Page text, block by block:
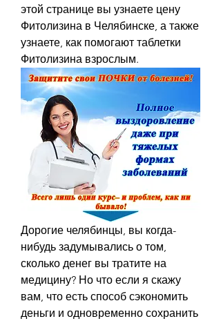
этой странице вы узнаете цену
Фитолизина в Челябинске, а также
узнаете, как помогают таблетки
Фитолизина взрослым.
Дорогие челябинцы, вы когда-
нибудь задумывались о том,
сколько денег вы тратите на
медицину? Но что если я скажу
вам, что есть способ сэкономить
деньги и одновременно сохранить